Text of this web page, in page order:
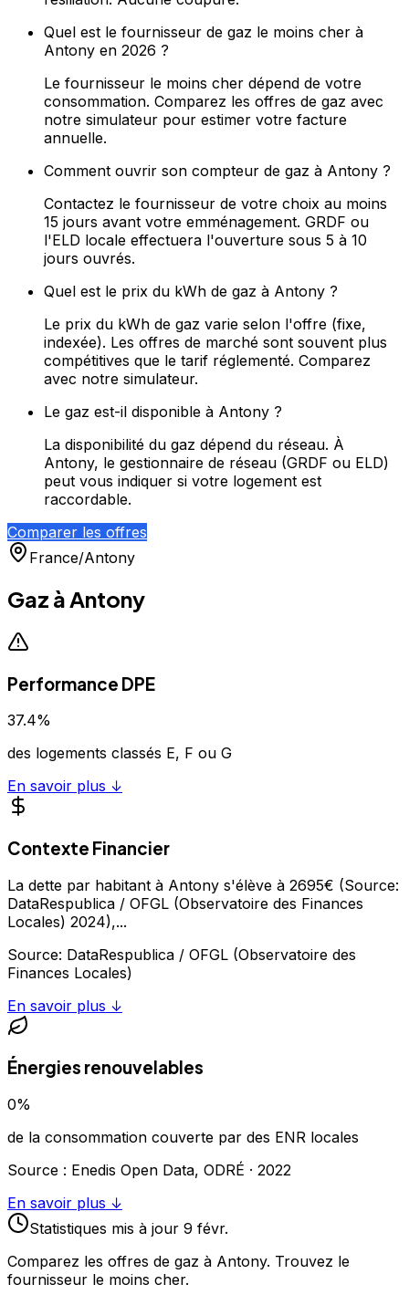
Quel est le fournisseur de gaz le moins cher à
Antony en 2026 ?
Le fournisseur le moins cher dépend de votre
consommation. Comparez les offres de gaz avec
notre simulateur pour estimer votre facture
annuelle.
Comment ouvrir son compteur de gaz à Antony ?
Contactez le fournisseur de votre choix au moins
15 jours avant votre emménagement. GRDF ou
l'ELD locale effectuera l'ouverture sous 5 à 10
jours ouvrés.
Quel est le prix du kWh de gaz à Antony ?
Le prix du kWh de gaz varie selon l'offre (fixe,
indexée). Les offres de marché sont souvent plus
compétitives que le tarif réglementé. Comparez
avec notre simulateur.
Le gaz est-il disponible à Antony ?
La disponibilité du gaz dépend du réseau. À
Antony, le gestionnaire de réseau (GRDF ou ELD)
peut vous indiquer si votre logement est
raccordable.
Comparer les offres
France/Antony
Gaz à Antony
Performance DPE
37.4%
des logements classés E, F ou G
En savoir plus ↓
Contexte Financier
La dette par habitant à Antony s'élève à 2695€ (Source:
DataRespublica / OFGL (Observatoire des Finances
Locales) 2024),...
Source: DataRespublica / OFGL (Observatoire des
Finances Locales)
En savoir plus ↓
Énergies renouvelables
0%
de la consommation couverte par des ENR locales
Source : Enedis Open Data, ODRÉ · 2022
En savoir plus ↓
Statistiques mis à jour 9 févr.
Comparez les offres de gaz à Antony. Trouvez le
fournisseur le moins cher.